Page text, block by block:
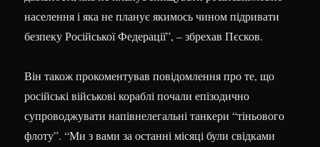
населення і яка не планує якимось чином підривати
безпеку Російської Федерації”, – збрехав Пєсков.
Він також прокоментував повідомлення про те, що
російські військові кораблі почали епізодично
супроводжувати напівнелегальні танкери “тіньового
флоту”. “Ми з вами за останні місяці були свідками